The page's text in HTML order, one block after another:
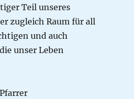
Teil unseres
zugleich Raum für all
und auch
unser Leben